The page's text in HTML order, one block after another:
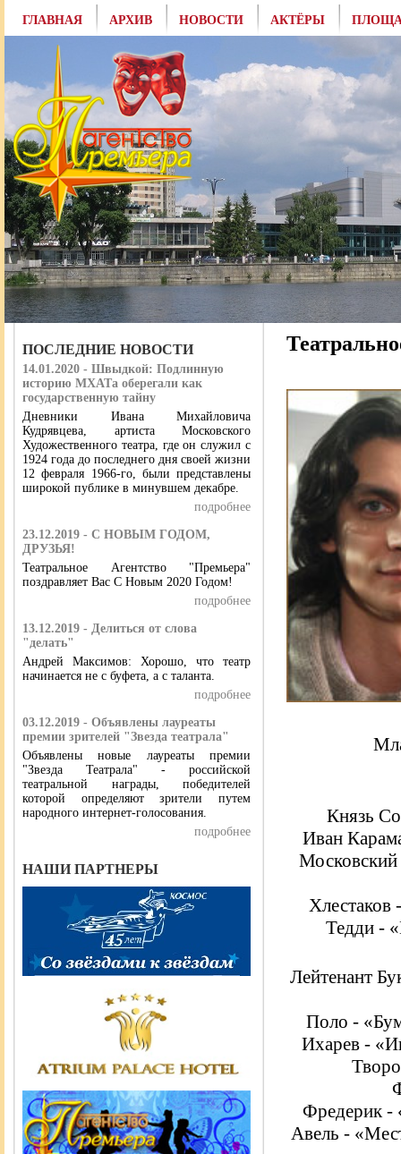
ГЛАВНАЯ АРХИВ НОВОСТИ АКТЁРЫ
ПОСЛЕДНИЕ НОВОСТИ
14.01.2020 - Швыдкой: Подлинную
историю МХАТа оберегали как
государственную тайну
Дневники Ивана Михайловича
Кудрявцева, артиста Московского
Художественного театра, где он служил с
1924 года до последнего дня своей жизни
12 февраля 1966-го, были представлены
широкой публике в минувшем декабре.
подробнее
23.12.2019 - С НОВЫМ ГОДОМ,
ДРУЗЬЯ!
Театральное Агентство "Премьера"
поздравляет Вас С Новым 2020 Годом!
подробнее
13.12.2019 - Делиться от слова
"делать"
Андрей Максимов: Хорошо, что театр
начинается не с буфета, а с таланта.
подробнее
03.12.2019 - Объявлены лауреаты
премии зрителей "Звезда театрала"
Объявлены новые лауреаты премии
"Звезда Театрала" - российской
театральной награды, победителей
которой определяют зрители путем
народного интернет-голосования.
подробнее
НАШИ ПАРТНЕРЫ
Князь
Иван
Московский
Хлестаков
Тедди -
Лейтенант
Поло -
Ихарев -
Фредерик -
Авель -